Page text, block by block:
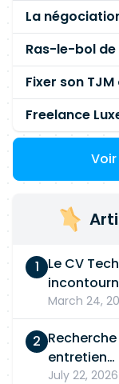
La
Freelance
Le CV
March 24,
entretien…
July 22, 2026